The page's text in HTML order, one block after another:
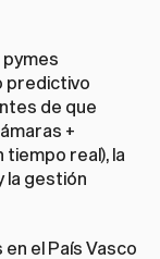
predictivo
de que
+
real), la
la gestión
el País Vasco